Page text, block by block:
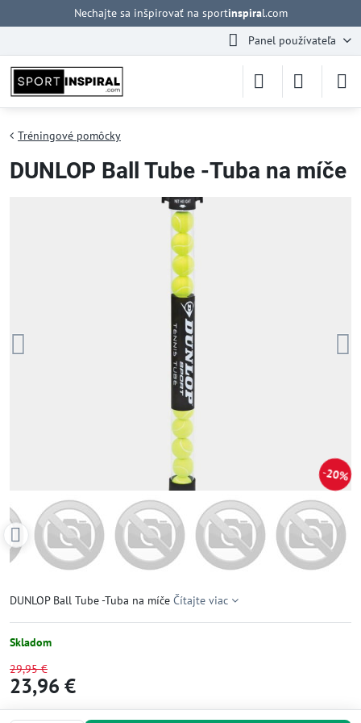
Nechajte sa inšpirovať na sportinspiral.com
Panel používateľa
20%
Tréningové pomôcky
DUNLOP Ball Tube -Tuba na míče
DUNLOP Ball Tube -Tuba na míče Čítajte viac
Skladom
29,95 €
23,96 €